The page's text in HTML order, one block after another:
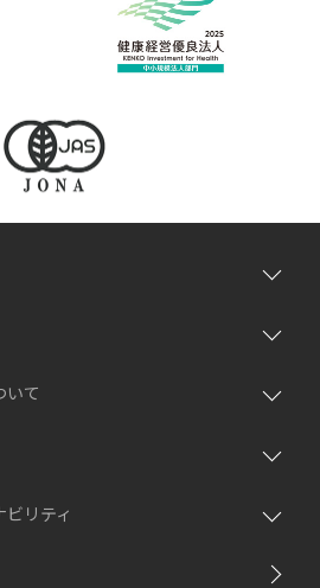
いて
ビリティ